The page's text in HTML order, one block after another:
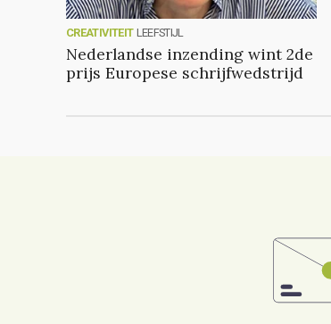
CREATIVITEIT LEEFSTIJL
Nederlandse inzending wint 2de
prijs Europese schrijfwedstrijd